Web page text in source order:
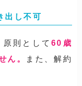
出し不可
則として 60歳
ん。
また、解約